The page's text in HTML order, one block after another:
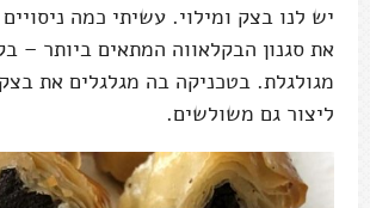
יש לנו בצק ומילוי. עשיתי כמה
את סגנון הבקלאווה המתאים ביותר –
מגולגלת. בטכניקה בה מגלגלים את
ליצור גם משולשים.